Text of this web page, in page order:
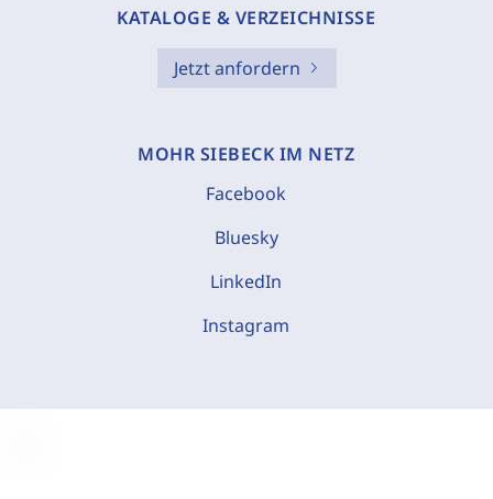
KATALOGE & VERZEICHNISSE
Jetzt anfordern
MOHR SIEBECK IM NETZ
Facebook
Bluesky
LinkedIn
Instagram